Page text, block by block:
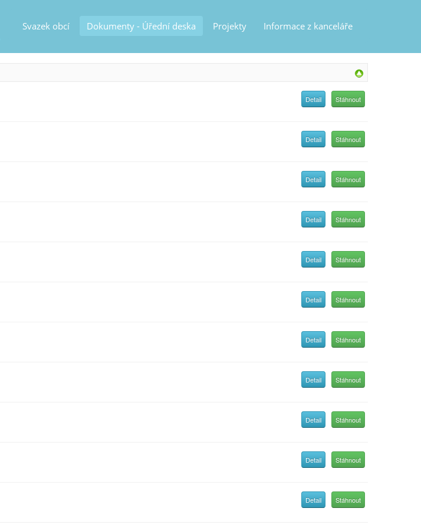
Svazek obcí Dokumenty - Úřední deska Projekty Informace z kanceláře
Stáhnout
Detail
Stáhnout
Detail
Stáhnout
Detail
Stáhnout
Detail
Stáhnout
Detail
Stáhnout
Detail
Stáhnout
Detail
Stáhnout
Detail
Stáhnout
Detail
Stáhnout
Detail
Stáhnout
Detail